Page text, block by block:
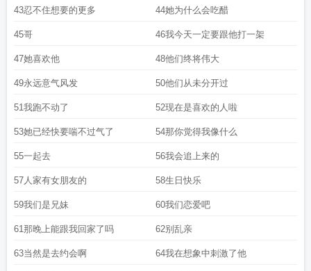
43忍不住想要的更多 44她为什么会吃醋
45哥 46我今天一定要跟他打一架
47她喜欢他 48他们终将伟大
49永远意气风发 50他们从未分开过
51我跑不动了 52现在是喜欢的人啦
53她已经快要喘不过气了 54那你觉得我像什么
55一起去 56我会追上来的
57人家有女朋友的 58生日快乐
59我们是兄妹 60我们恋爱吧
61那晚上能跟我回家了吗 62别乱亲
63当然是去约会啊 64我在想象中刺激了他